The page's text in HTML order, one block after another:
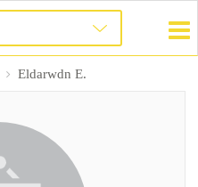
Eldarwdn E.